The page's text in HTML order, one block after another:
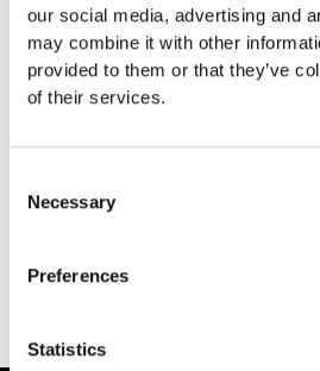
our social media, advertising and
may combine it with other
provided to them or that they’ve
of their services.
Selection
Necessary
Preferences
Statistics
June 13, 2026
Læs mere